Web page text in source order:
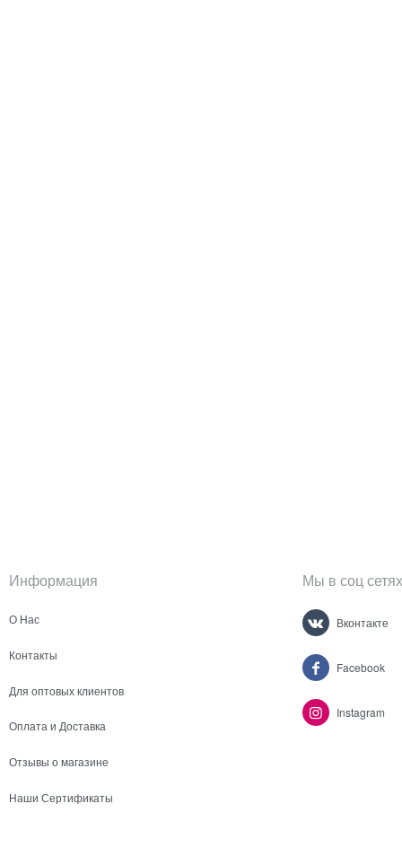
Информация
О Нас
Контакты
Для оптовых клиентов
Оплата и Доставка
Отзывы о магазине
Наши Сертификаты
Мы в соц сетях
Вконтакте
Facebook
Instagram